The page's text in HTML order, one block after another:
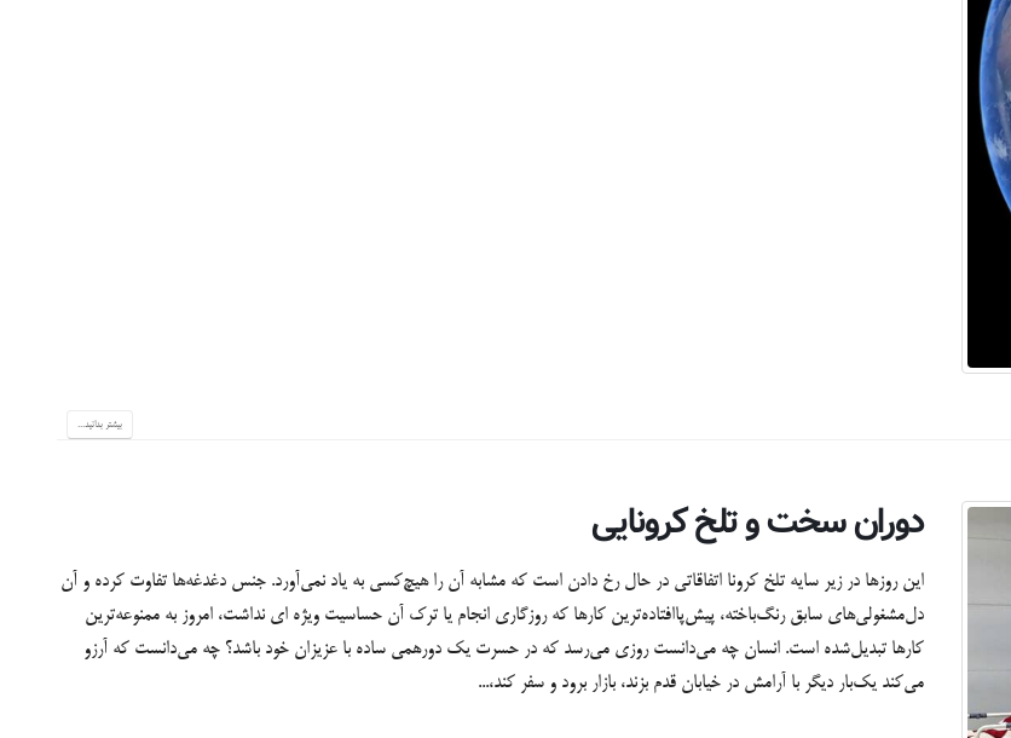
بیشتر بدانید...
دوران سخت و تلخ کرونایی
این روزها در زیر سایه تلخ کرونا اتفاقاتی در حال رخ دادن است که مشابه آن را هیچ‌کسی به یاد نمی‌آورد. جنس دغدغه‌ها تفاوت کرده و آن
دل‌مشغولی‌های سابق رنگ‌باخته، پیش‌پاافتاده‌ترین کارها که روزگاری انجام یا ترک آن حساسیت ویژه ای نداشت، امروز به ممنوعه‌ترین
کارها تبدیل‌شده است. انسان چه می‌دانست روزی می‌رسد که در حسرت یک دورهمی ساده با عزیزان خود باشد؟ چه می‌دانست که آرزو
می‌کند یک‌بار دیگر با آرامش در خیابان قدم بزند، بازار برود و سفر کند،...